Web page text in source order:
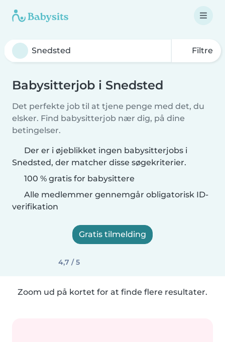
Filtre
Babysitterjob i Snedsted
Det perfekte job til at tjene penge med det, du
elsker. Find babysitterjob nær dig, på dine
betingelser.
Der er i øjeblikket ingen babysitterjobs i
Snedsted, der matcher disse søgekriterier.
100 % gratis for babysittere
Alle medlemmer gennemgår obligatorisk ID-
verifikation
Gratis tilmelding
4,7 / 5
Zoom ud på kortet for at finde flere resultater.